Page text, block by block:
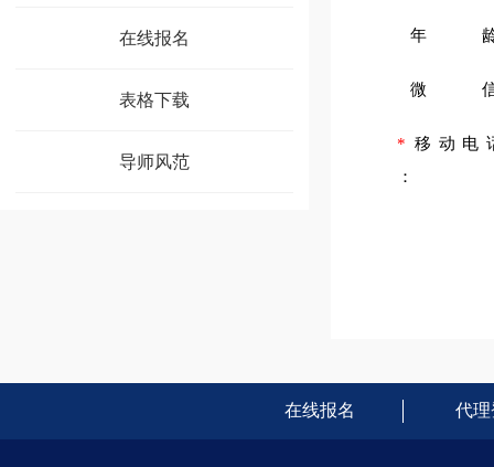
在线报名
表格下载
导师风范
年
微
* 移动电
：
在线报名 代